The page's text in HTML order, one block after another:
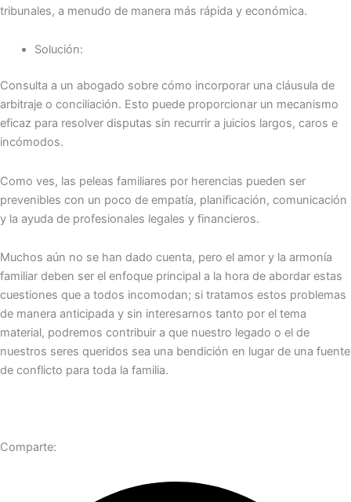
tribunales, a menudo de manera más rápida y económica.
Solución:
Consulta a un abogado sobre cómo incorporar una cláusula de
arbitraje o conciliación. Esto puede proporcionar un mecanismo
eficaz para resolver disputas sin recurrir a juicios largos, caros e
incómodos.
Como ves, las peleas familiares por herencias pueden ser
prevenibles con un poco de empatía, planificación, comunicación
y la ayuda de profesionales legales y financieros.
Muchos aún no se han dado cuenta, pero el amor y la armonía
familiar deben ser el enfoque principal a la hora de abordar estas
cuestiones que a todos incomodan; si tratamos estos problemas
de manera anticipada y sin interesarnos tanto por el tema
material, podremos contribuir a que nuestro legado o el de
nuestros seres queridos sea una bendición en lugar de una fuente
de conflicto para toda la familia.
Comparte: